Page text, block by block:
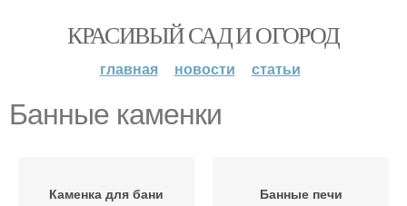
КРАСИВЫЙ САД И ОГОРОД
главная новости статьи
Банные каменки
Каменка для бани Банные печи